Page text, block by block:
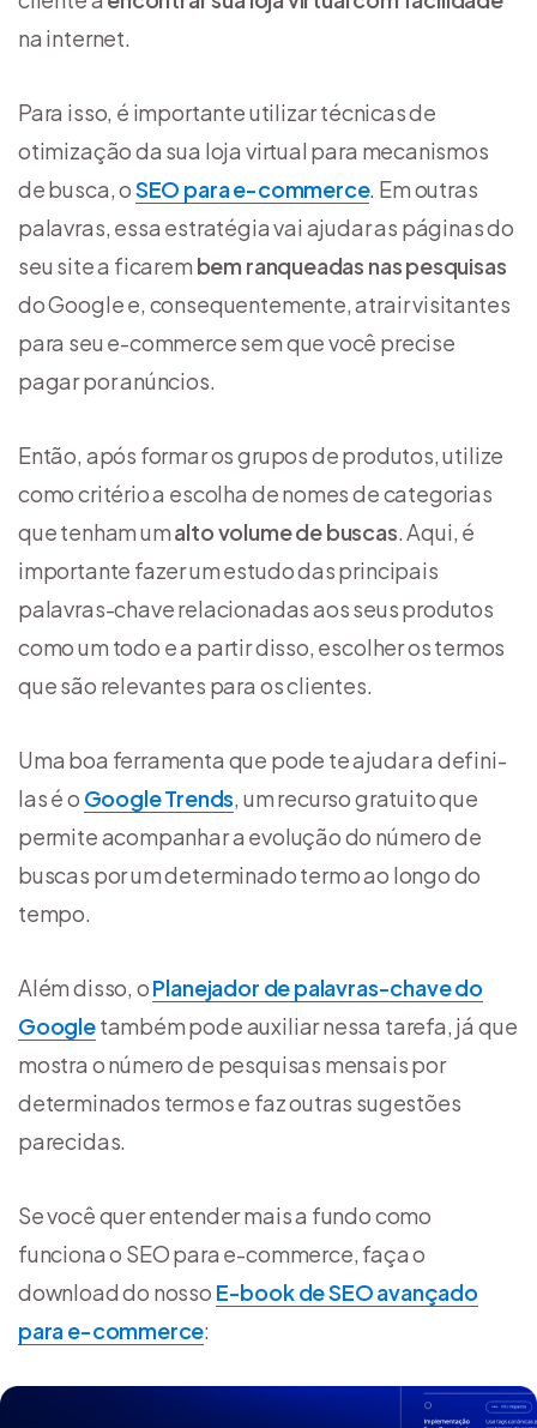
na internet.
Para isso, é importante utilizar técnicas de
otimização da sua loja virtual para mecanismos
de busca, oSEO para e-commerce. Em outras
palavras, essa estratégia vai ajudar as páginas do
seu site a ficarem bem ranqueadas nas pesquisas
do Google e, consequentemente, atrair visitantes
para seu e-commerce sem que você precise
pagar por anúncios.
Então, após formar os grupos de produtos, utilize
como critério a escolha de nomes de categorias
que tenham umalto volume de buscas. Aqui, é
importante fazer um estudo das principais
palavras-chave relacionadas aos seus produtos
como um todo e a partir disso, escolher os termos
que são relevantes para os clientes.
Uma boa ferramenta que pode te ajudar a defini-
las é o Google Trends, um recurso gratuito que
permite acompanhar a evolução do número de
buscas por um determinado termo ao longo do
tempo.
Além disso, oPlanejador de palavras-chave do
Googletambém pode auxiliar nessa tarefa, já que
mostra o número de pesquisas mensais por
determinados termos e faz outras sugestões
parecidas.
Se você quer entender mais a fundo como
funciona o SEO para e-commerce, faça o
download do nosso E-book de SEO avançado
para e-commerce: